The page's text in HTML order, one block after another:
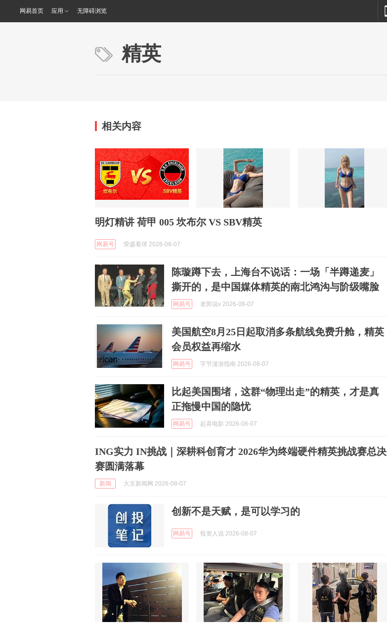
网易首页 应用 无障碍浏览
精英
相关内容
明灯精讲 荷甲 005 坎布尔 VS SBV精英
网易号 荣盛看球 2026-08-07
陈璇蹲下去，上海台不说话：一场「半蹲递麦」
撕开的，是中国媒体精英的南北鸿沟与阶级嘴脸
网易号 老郭说v 2026-08-07
美国航空8月25日起取消多条航线免费升舱，精英
会员权益再缩水
网易号 字节漫游指南 2026-08-07
比起美国围堵，这群“物理出走”的精英，才是真
正拖慢中国的隐忧
网易号 起喜电影 2026-08-07
ING实力 IN挑战｜深耕科创育才 2026华为终端硬件精英挑战赛总决
赛圆满落幕
新闻 大京新闻网 2026-08-07
创新不是天赋，是可以学习的
网易号 投资人说 2026-08-07